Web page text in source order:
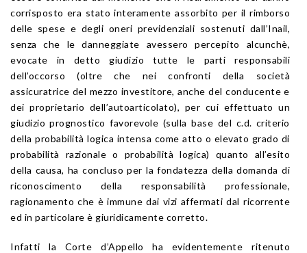
corrisposto era stato interamente assorbito per il rimborso
delle spese e degli oneri previdenziali sostenuti dall’Inail,
senza che le danneggiate avessero percepito alcunchè,
evocate in detto giudizio tutte le parti responsabili
dell’occorso (oltre che nei confronti della società
assicuratrice del mezzo investitore, anche del conducente e
dei proprietario dell’autoarticolato), per cui effettuato un
giudizio prognostico favorevole (sulla base del c.d. criterio
della probabilità logica intensa come atto o elevato grado di
probabilità razionale o probabilità logica) quanto all’esito
della causa, ha concluso per la fondatezza della domanda di
riconoscimento della responsabilità professionale,
ragionamento che è immune dai vizi affermati dal ricorrente
ed in particolare è giuridicamente corretto.
Infatti la Corte d’Appello ha evidentemente ritenuto